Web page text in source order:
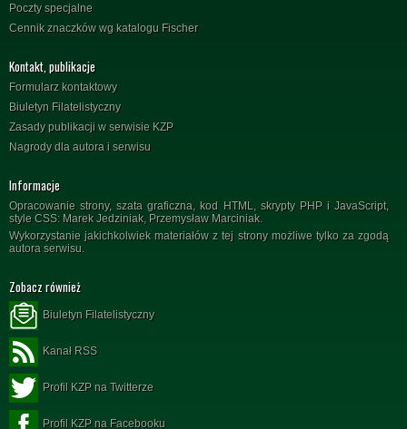
Poczty specjalne
Cennik znaczków wg katalogu Fischer
Kontakt, publikacje
Formularz kontaktowy
Biuletyn Filatelistyczny
Zasady publikacji w serwisie KZP
Nagrody dla autora i serwisu
Informacje
Opracowanie strony, szata graficzna, kod HTML, skrypty PHP i JavaScript,
style CSS: Marek Jedziniak, Przemysław Marciniak.
Wykorzystanie jakichkolwiek materiałów z tej strony możliwe tylko za zgodą
autora serwisu.
Zobacz również
Biuletyn Filatelistyczny
Kanał RSS
Profil KZP na Twitterze
Profil KZP na Facebooku